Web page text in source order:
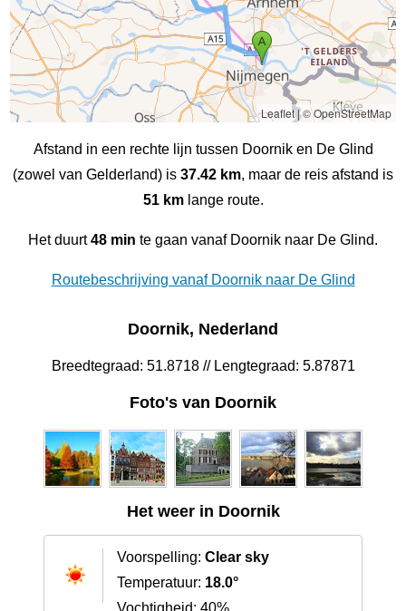
Leaflet|© OpenStreetMap
Afstand in een rechte lijn tussen Doornik en De Glind
(zowel van Gelderland) is 37.42 km, maar de reis afstand is
51 kmlange route.
Het duurt48 min te gaan vanaf Doornik naar De Glind.
Routebeschrijving vanaf Doornik naar De Glind
Doornik, Nederland
Breedtegraad: 51.8718 // Lengtegraad: 5.87871
Foto's van Doornik
Het weer in Doornik
Voorspelling: Clear sky
Temperatuur: 18.0°